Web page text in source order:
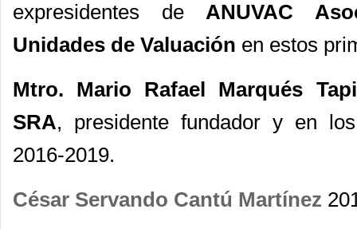
expresidentes de ANUVAC
Unidades de Valuación en estos
Mtro. Mario Rafael Marqués
SRA, presidente fundador y en
2016-2019.
César Servando Cantú Martínez